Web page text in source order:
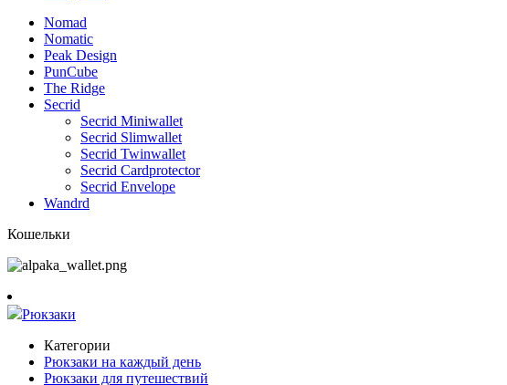
Nomad
Nomatic
Peak Design
PunCube
The Ridge
Secrid
Secrid Miniwallet
Secrid Slimwallet
Secrid Twinwallet
Secrid Cardprotector
Secrid Envelope
Wandrd
Кошельки
Рюкзаки
Категории
Рюкзаки на каждый день
Рюкзаки для путешествий